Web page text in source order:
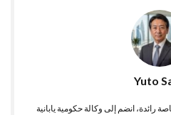
Yuto
خاصة رائدة، انضم إلى وكالة حكومية يابانية